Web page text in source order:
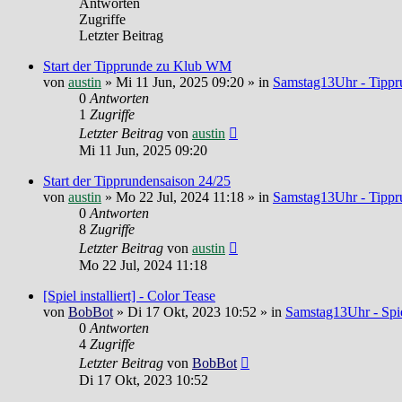
Antworten
Zugriffe
Letzter Beitrag
Start der Tipprunde zu Klub WM
von austin » Mi 11 Jun, 2025 09:20 » in Samstag13Uhr -
0 Antworten
1 Zugriffe
Letzter Beitrag von austin
Mi 11 Jun, 2025 09:20
Start der Tipprundensaison 24/25
von austin » Mo 22 Jul, 2024 11:18 » in Samstag13Uhr -
0 Antworten
8 Zugriffe
Letzter Beitrag von austin
Mo 22 Jul, 2024 11:18
[Spiel installiert] - Color Tease
von BobBot » Di 17 Okt, 2023 10:52 » in Samstag13Uhr -
0 Antworten
4 Zugriffe
Letzter Beitrag von BobBot
Di 17 Okt, 2023 10:52